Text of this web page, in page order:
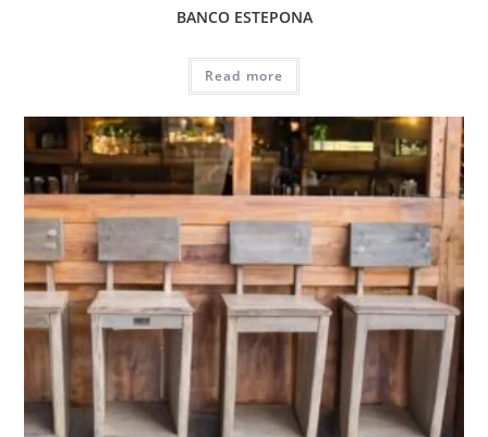
BANCO ESTEPONA
Read more